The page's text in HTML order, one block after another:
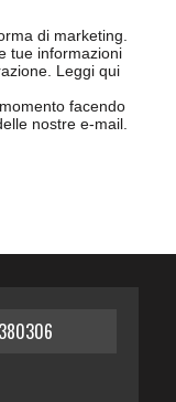
di marketing.
tue informazioni
Leggi qui
facendo
nostre e-mail.